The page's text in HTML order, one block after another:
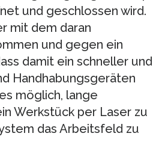
und geschlossen wird.
mit dem daran
und gegen ein
damit ein schneller und
Handhabungsgeräten
möglich, lange
Werkstück per Laser zu
das Arbeitsfeld zu